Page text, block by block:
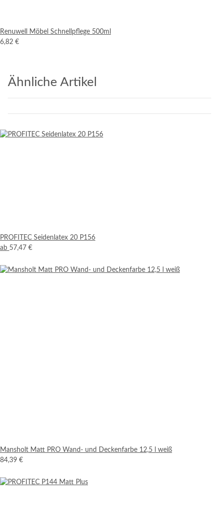
Renuwell Möbel Schnellpflege 500ml
6,82 €
Ähnliche Artikel
PROFITEC Seidenlatex 20 P156
ab 57,47 €
Mansholt Matt PRO Wand- und Deckenfarbe 12,5 l weiß
84,39 €